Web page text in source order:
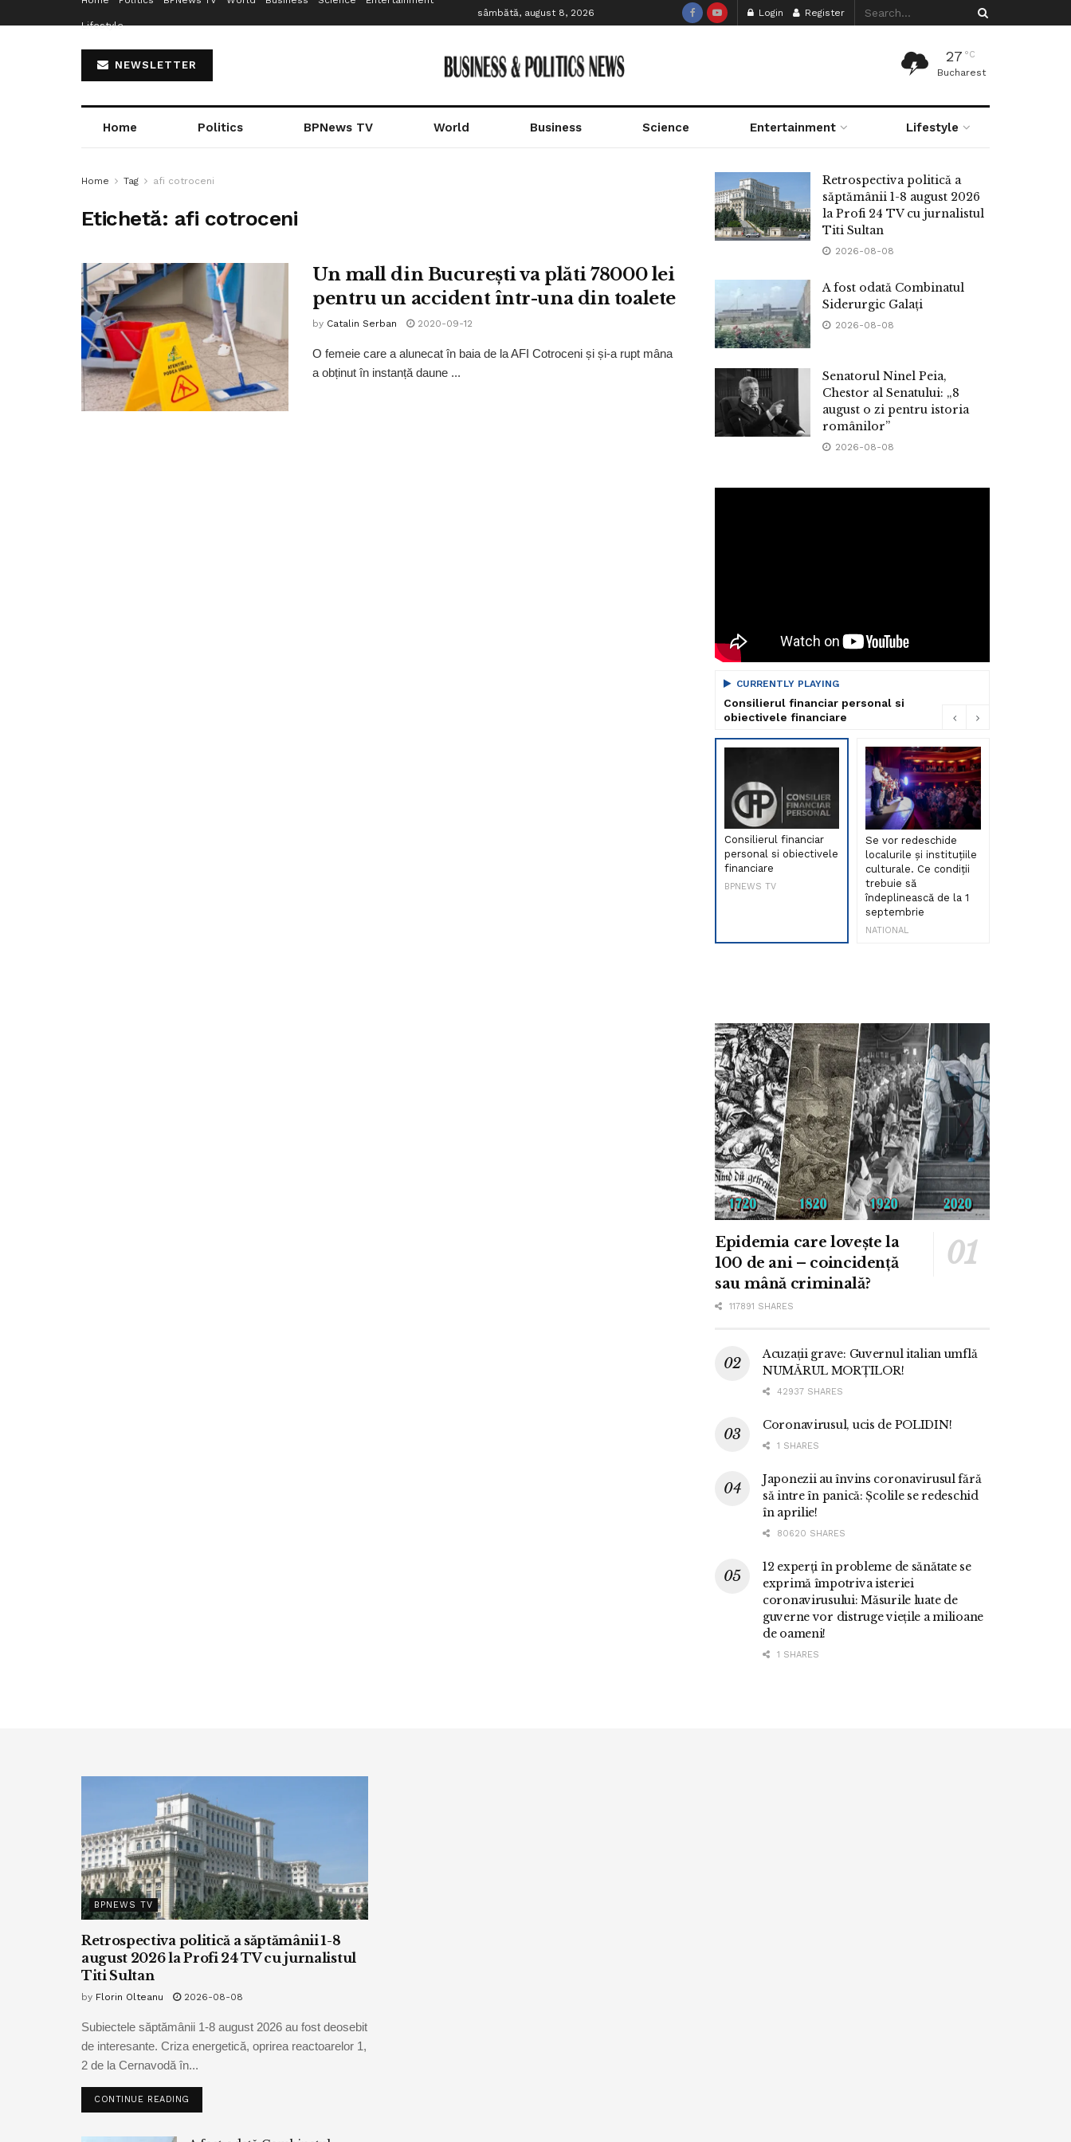
Lifestyle
sâmbătă, august 8, 2026 Login Register
NEWSLETTER
27 °C
Bucharest
Home Politics BPNews TV World Business Science Entertainment Lifestyle
Home Tag afi cotroceni
Etichetă: afi cotroceni
Un mall din București va plăti 78000 lei
pentru un accident într-una din toalete
by Catalin Serban 2020-09-12
O femeie care a alunecat în baia de la AFI Cotroceni și și-a rupt mâna
a obținut în instanță daune ...
Retrospectiva politică a
săptămânii 1-8 august 2026
la Profi 24 TV cu jurnalistul
Titi Sultan
2026-08-08
A fost odată Combinatul
Siderurgic Galați
2026-08-08
Senatorul Ninel Peia,
Chestor al Senatului: „8
august o zi pentru istoria
românilor”
2026-08-08
CURRENTLY PLAYING
Consilierul financiar personal si
obiectivele financiare
Consilierul financiar
personal si obiectivele
financiare
BPNEWS TV
Se vor redeschide
localurile și instituțiile
culturale. Ce condiții
trebuie să
îndeplinească de la 1
septembrie
NATIONAL
Epidemia care lovește la
100 de ani – coincidență
sau mână criminală?
117891 SHARES
Acuzații grave: Guvernul italian umflă
NUMĂRUL MORȚILOR!
42937 SHARES
Coronavirusul, ucis de POLIDIN!
1 SHARES
Japonezii au învins coronavirusul fără
să intre în panică: Școlile se redeschid
în aprilie!
80620 SHARES
12 experți în probleme de sănătate se
exprimă împotriva isteriei
coronavirusului: Măsurile luate de
guverne vor distruge viețile a milioane
de oameni!
1 SHARES
BPNEWS TV
Retrospectiva politică a săptămânii 1-8
august 2026 la Profi 24 TV cu jurnalistul
Titi Sultan
by Florin Olteanu 2026-08-08
Subiectele săptămânii 1-8 august 2026 au fost deosebit
de interesante. Criza energetică, oprirea reactoarelor 1,
2 de la Cernavodă în...
CONTINUE READING